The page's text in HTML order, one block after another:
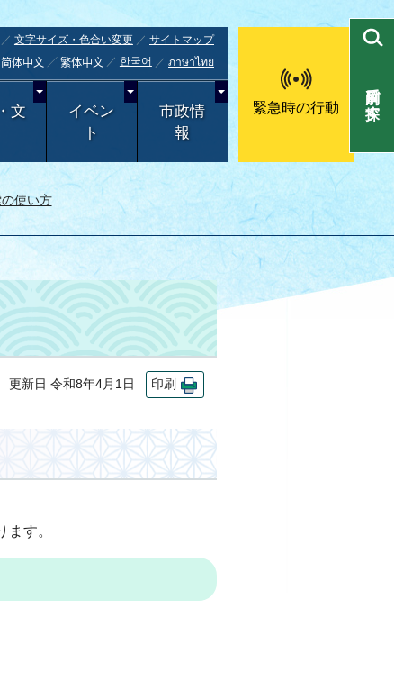
文字サイズ・色合い変更
サイトマップ
简体中文 繁体中文 한국어 ภาษาไทย
文
イベン
ト
市政情
報
緊急時の行動
使い方
目的別で探す
更新日 令和8年4月1日 印刷
す。